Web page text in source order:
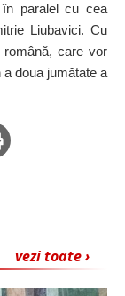
în paralel cu cea
Liubavici. Cu
română, care vor
doua jumătate a
vezi toate ›